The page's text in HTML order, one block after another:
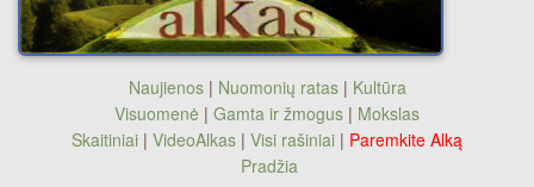
Naujienos| Nuomonių ratas| Kultūra
Visuomenė | Gamta ir žmogus | Mokslas
Skaitiniai | VideoAlkas | Visi rašiniai | Paremkite Alką
Pradžia